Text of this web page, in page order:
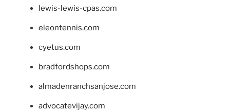
lewis-lewis-cpas.com
eleontennis.com
cyetus.com
bradfordshops.com
almadenranchsanjose.com
advocatevijay.com